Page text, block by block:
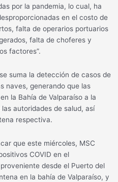
por la pandemia, lo cual, ha
en el costo de
falta de operarios portuarios
falta de choferes y
factores”.
suma la detección de casos de
naves, generando que las
la Bahía de Valparaíso a la
autoridades de salud, así
respectiva.
que este miércoles, MSC
COVID en el
desde el Puerto del
en la bahía de Valparaíso, y